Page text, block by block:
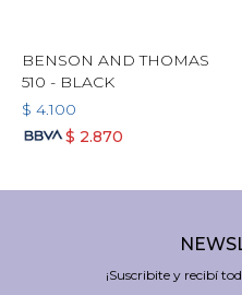
BENSON AND THOMAS
510 - BLACK
$ 4.100
$ 2.870
¡Suscribite y recibí